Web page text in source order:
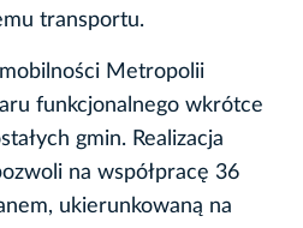
transportu.
Metropolii
funkcjonalnego wkrótce
gmin. Realizacja
na współpracę 36
ukierunkowaną na